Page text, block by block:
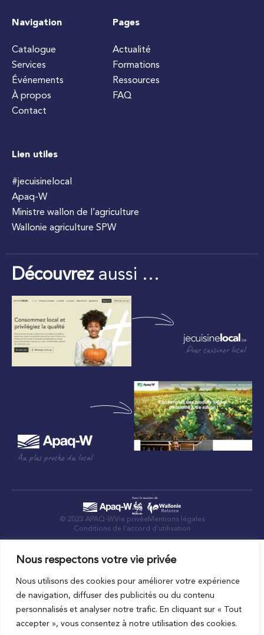
Nous respectons votre vie privée
Nous utilisons des cookies pour améliorer votre expérience
de navigation, diffuser des publicités ou du contenu
personnalisés et analyser notre trafic. En cliquant sur « Tout
accepter », vous consentez à notre utilisation des cookies.
Navigation
Catalogue
Services
Événements
À propos
Contact
Pages
Actualité
Formations
Ressources
FAQ
Lien utiles
#jecuisinelocal
Apaq-W
Ministre wallon de l’agriculture
Wallonie agriculture SPW
Découvrezaussi …
Pour cuisiner local
Au plus proche du local
© 2023 APAQ-WVie privée Mentions légales
Conditions de l’accord d’utilisation